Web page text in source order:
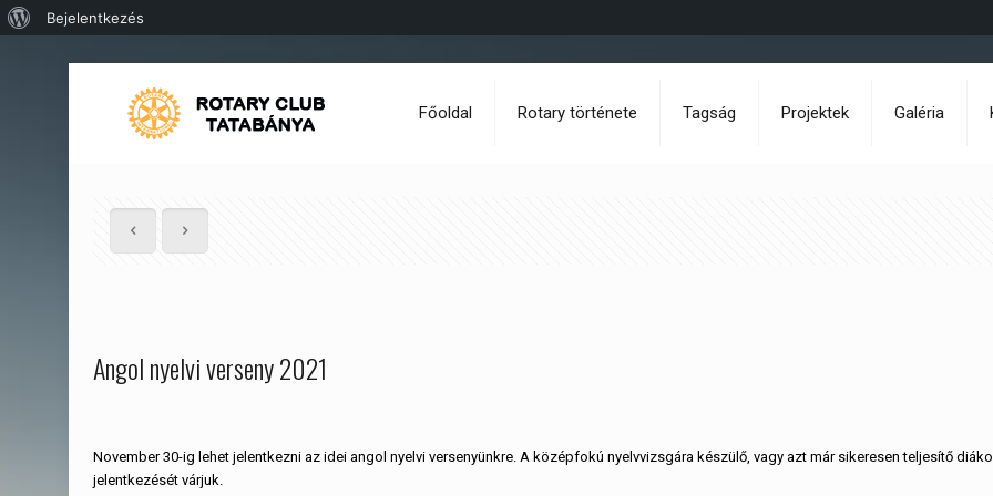
Főoldal Rotary története Tagság Projektek Galéria
Angol nyelvi verseny 2021
November 30-ig lehet jelentkezni az idei angol nyelvi versenyünkre. A középfokú nyelvvizsgára készülő, vagy azt már sikeresen teljesítő
jelentkezését várjuk.
WordPress,
Bejelentkezés